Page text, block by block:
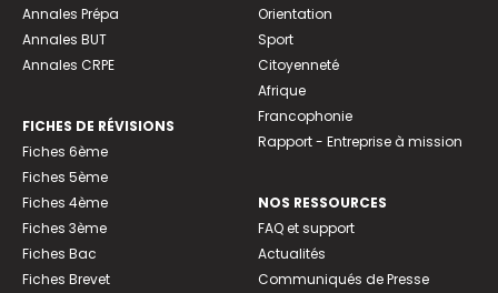
Annales Prépa
Annales BUT
Annales CRPE
FICHES DE RÉVISIONS
Fiches 6ème
Fiches 5ème
Fiches 4ème
Fiches 3ème
Fiches Bac
Fiches Brevet
Orientation
Sport
Citoyenneté
Afrique
Francophonie
Rapport - Entreprise à mission
NOS RESSOURCES
FAQ et support
Actualités
Communiqués de Presse